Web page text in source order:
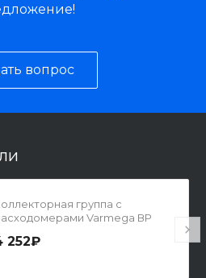
вопрос
группа с
Varmega ВР
252₽